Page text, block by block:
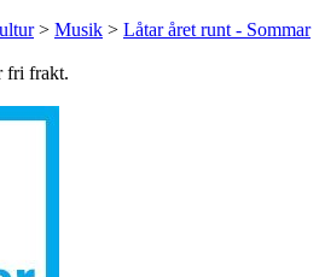
> Musik > Låtar året runt - Sommar
fri frakt.